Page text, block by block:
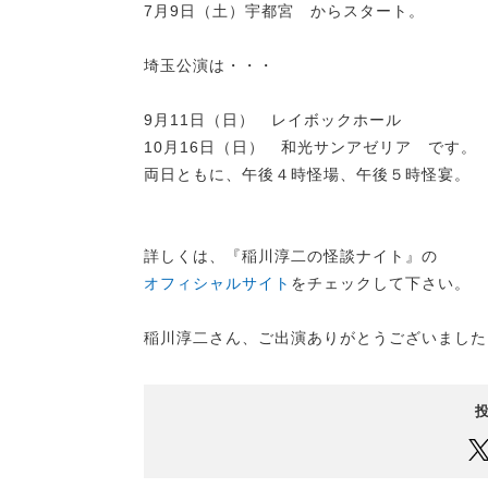
7月9日（土）宇都宮 からスタート。
埼玉公演は・・・
9月11日（日） レイボックホール
10月16日（日） 和光サンアゼリア です。
両日ともに、午後４時怪場、午後５時怪宴。
詳しくは、『稲川淳二の怪談ナイト』の
オフィシャルサイト をチェックして下さい。
稲川淳二さん、ご出演ありがとうございました